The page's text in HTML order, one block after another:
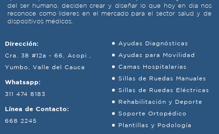
del ser humano, deciden crear y diseñar lo que hoy en día nos
reconoce como líderes en el mercado para el sector salud y de
dispositivos médicos.
Dirección:
Cra. 38 #12a - 66, Acopi ,
Yumbo, Valle del Cauca
Whatsapp:
311 474 8183
Línea de Contacto:
668 2245
Ayudas Diagnósticas
Ayudas para Movilidad
Camas Hospitalarias
Sillas de Ruedas Manuales
Sillas de Ruedas Eléctricas
Rehabilitación y Deporte
Soporte Ortopédico
Plantillas y Podología